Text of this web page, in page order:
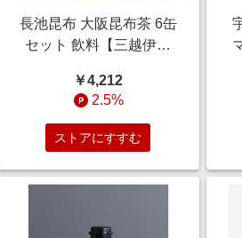
長池昆布 大阪昆布茶 6缶
セット 飲料【三越伊勢
￥4,212
2.5%
ストアにすすむ